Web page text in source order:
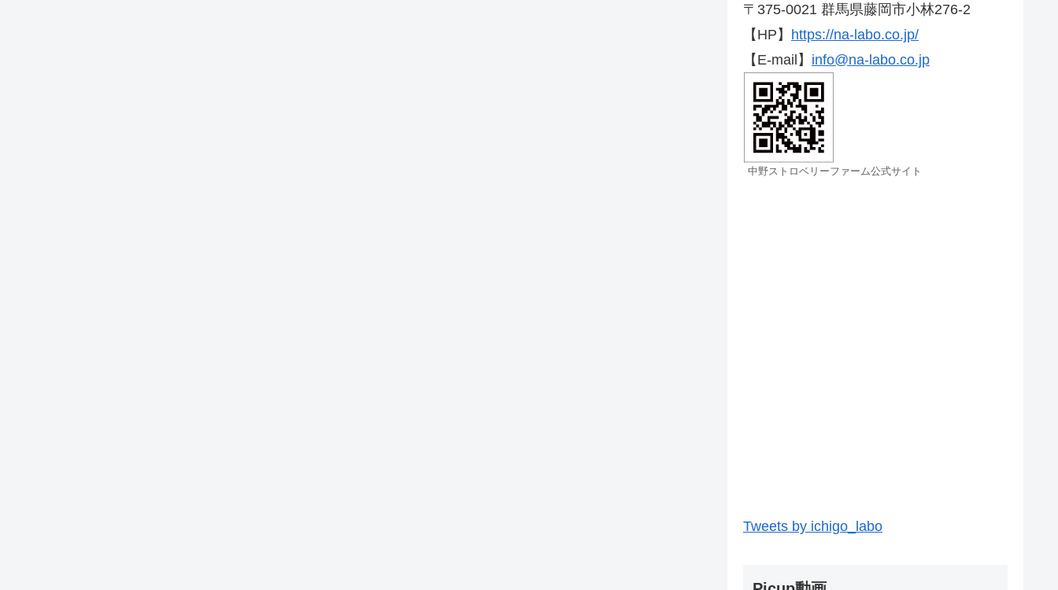
〒375-0021 群馬県藤岡市小林276-2
【HP】 https://na-labo.co.jp/
【E-mail】 info@na-labo.co.jp
中野ストロベリーファーム公式サイト
Tweets by ichigo_labo